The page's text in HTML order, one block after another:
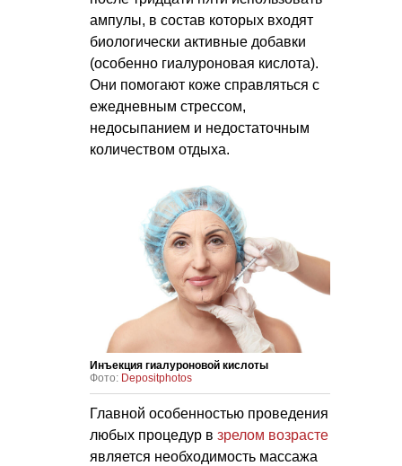
ампулы, в состав которых входят
биологически активные добавки
(особенно гиалуроновая кислота).
Они помогают коже справляться с
ежедневным стрессом,
недосыпанием и недостаточным
количеством отдыха.
Инъекция гиалуроновой кислоты
Фото: Depositphotos
Главной особенностью проведения
любых процедур в зрелом возрасте
является необходимость массажа